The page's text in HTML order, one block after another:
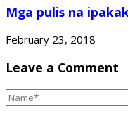
Mga pulis na
February 23, 2018
Leave a Comment